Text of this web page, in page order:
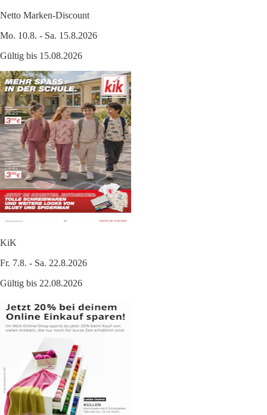
Netto Marken-Discount
Mo. 10.8. - Sa. 15.8.2026
Gültig bis 15.08.2026
KiK
Fr. 7.8. - Sa. 22.8.2026
Gültig bis 22.08.2026